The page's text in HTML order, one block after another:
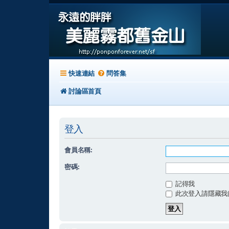
快速連結 問答集
討論區首頁
登入
會員名稱:
密碼:
記得我
此次登入請隱藏